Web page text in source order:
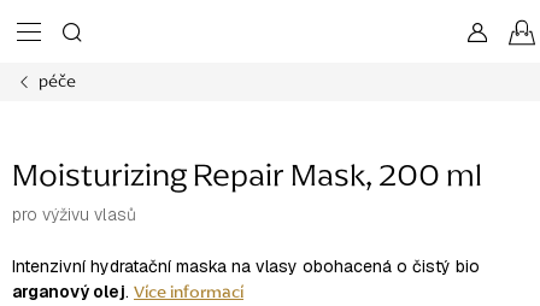
na
péče
Moisturizing Repair Mask, 200 ml
pro výživu vlasů
Intenzivní hydratační maska na vlasy obohacená o čistý bio
arganový olej. Více informací